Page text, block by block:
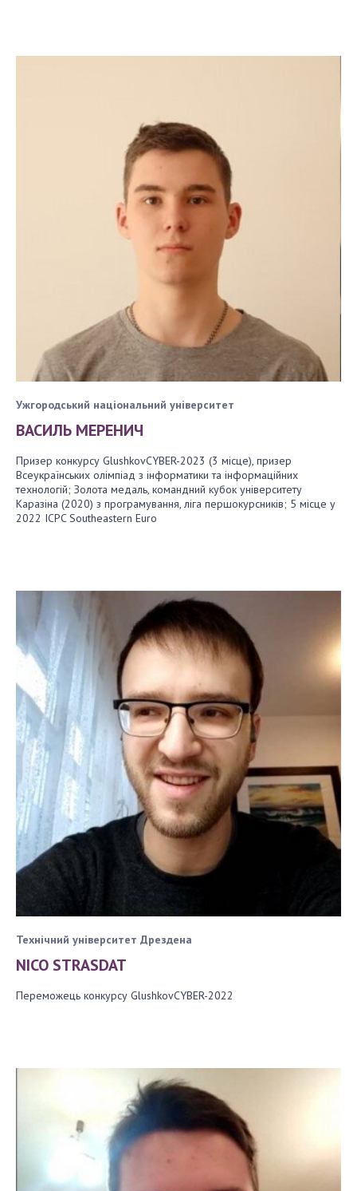
Ужгородський національний університет
ВАСИЛЬ МЕРЕНИЧ
Призер конкурсу GlushkovCYBER-2023 (3 місце), призер
Всеукраїнських олімпіад з інформатики та інформаційних
технологій; Золота медаль, командний кубок університету
Каразіна (2020) з програмування, ліга першокурсників; 5 місце у
2022 ICPC Southeastern Euro
Технічний університет Дрездена
NICO STRASDAT
Переможець конкурсу GlushkovCYBER-2022